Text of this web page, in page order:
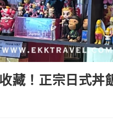
藏！正宗日式丼